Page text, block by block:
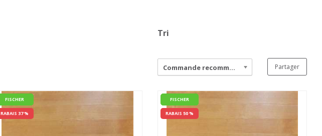
Tri
Commande recommandée Partager
FISCHER
RABAIS 37 %
FISCHER
RABAIS 50 %